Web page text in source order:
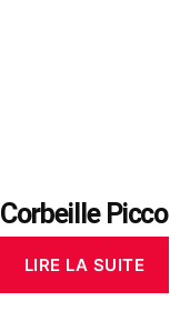
Corbeille Picco
LIRE LA SUITE